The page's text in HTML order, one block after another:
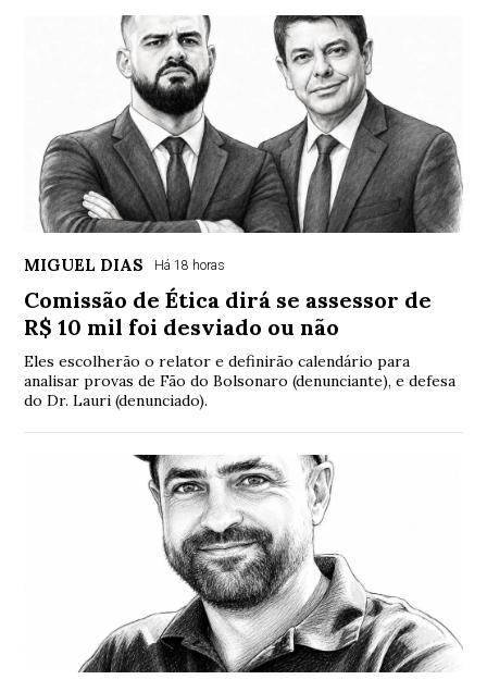
MIGUEL DIAS Há 18 horas
Comissão de Ética dirá se assessor de
R$ 10 mil foi desviado ou não
Eles escolherão o relator e definirão calendário para
analisar provas de Fão do Bolsonaro (denunciante), e defesa
do Dr. Lauri (denunciado).